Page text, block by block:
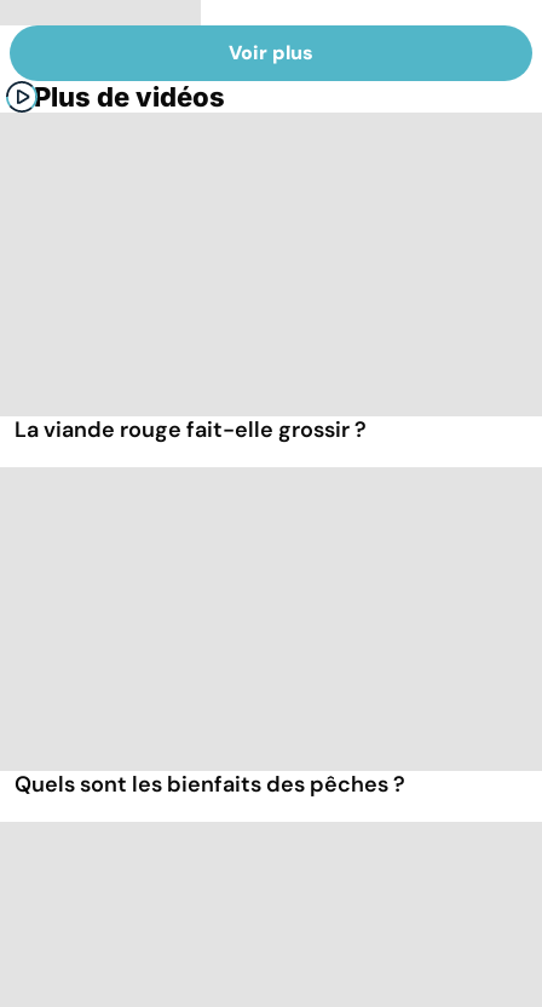
Voir plus
Plus de vidéos
La viande rouge fait-elle grossir ?
Quels sont les bienfaits des pêches ?